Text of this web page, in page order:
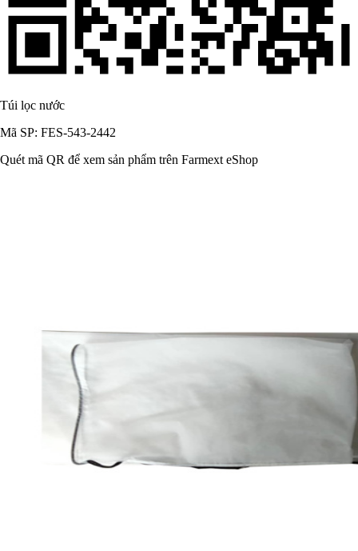
Túi lọc nước
Mã SP: FES-543-2442
Quét mã QR để xem sản phẩm trên Farmext eShop